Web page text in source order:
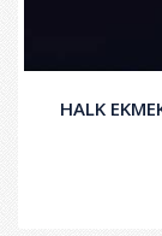
HALK